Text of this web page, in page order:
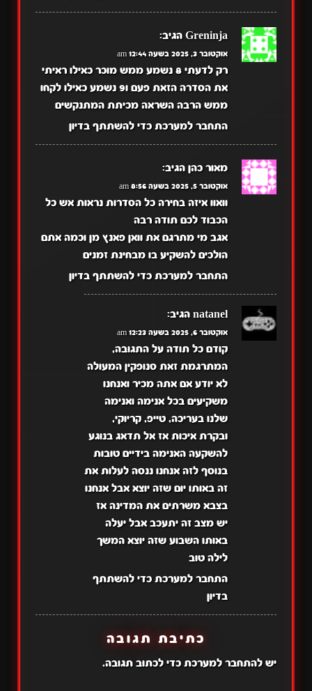
Greninja הגיב:
אוקטובר 3, 2025 בשעה 12:44 am
רק לדעתי 8 נשמע ממש מוכר כאילו ראיתי
את הסדרה הזאת פעם ו9 נשמע כאילו לקחו
ממש הרבה השראה מכיתת המתנקשים
התחבר למערכת כדי להשתתף בדיון
מאור כהן הגיב:
אוקטובר 5, 2025 בשעה 8:56 am
וואוו איזה בחירה כל הסדרות נראות אש כל
הכבוד לכם תודה רבה
אגב מי מתרגם את וואן פאנץ מן וכמה אתם
הולכים להשקיע בו מבחינת זמנים
התחבר למערכת כדי להשתתף בדיון
natanel הגיב:
אוקטובר 6, 2025 בשעה 12:23 am
קודם כל תודה על התגובה,
המתרגמת זאת סנופקין המעולה
לא יודע אם אתה מכיר ואנחנו
משקיעים בכל אנימה ואנימה
שלנו בעריכה, טייפ, קריוקי,
ובקרת איכות אז אל תדאג בנוגע
להשקעה האנימה בידיים טובות
בנוסף לזה אנחנו ננסה לעלות את
זה באותו יום שזה יוצא אבל אנחנו
בצבא משרתים את המדינה אז
יש מצב זה יתעכב אבל יעלה
באותו השבוע שזה יוצא המשך
לילה טוב
התחבר למערכת כדי להשתתף
בדיון
כתיבת תגובה
יש להתחבר למערכתכדי לכתוב תגובה.